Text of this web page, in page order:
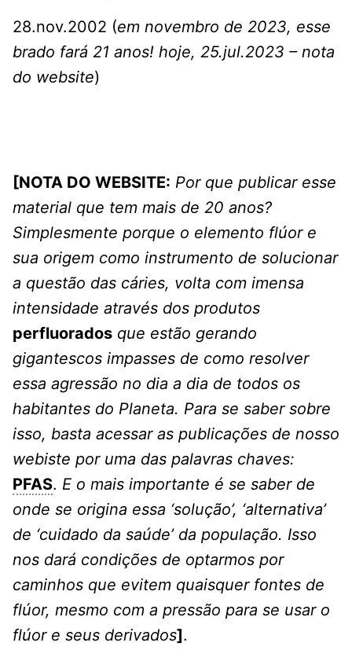
28.nov.2002 (em novembro de 2023, esse
brado fará 21 anos! hoje, 25.jul.2023 – nota
do website)
[NOTA DO WEBSITE: Por que publicar esse
material que tem mais de 20 anos?
Simplesmente porque o elemento flúor e
sua origem como instrumento de solucionar
a questão das cáries, volta com imensa
intensidade através dos produtos
perfluorados que estão gerando
gigantescos impasses de como resolver
essa agressão no dia a dia de todos os
habitantes do Planeta. Para se saber sobre
isso, basta acessar as publicações de nosso
webiste por uma das palavras chaves:
PFAS. E o mais importante é se saber de
onde se origina essa ‘solução’, ‘alternativa’
de ‘cuidado da saúde’ da população. Isso
nos dará condições de optarmos por
caminhos que evitem quaisquer fontes de
flúor, mesmo com a pressão para se usar o
flúor e seus derivados].